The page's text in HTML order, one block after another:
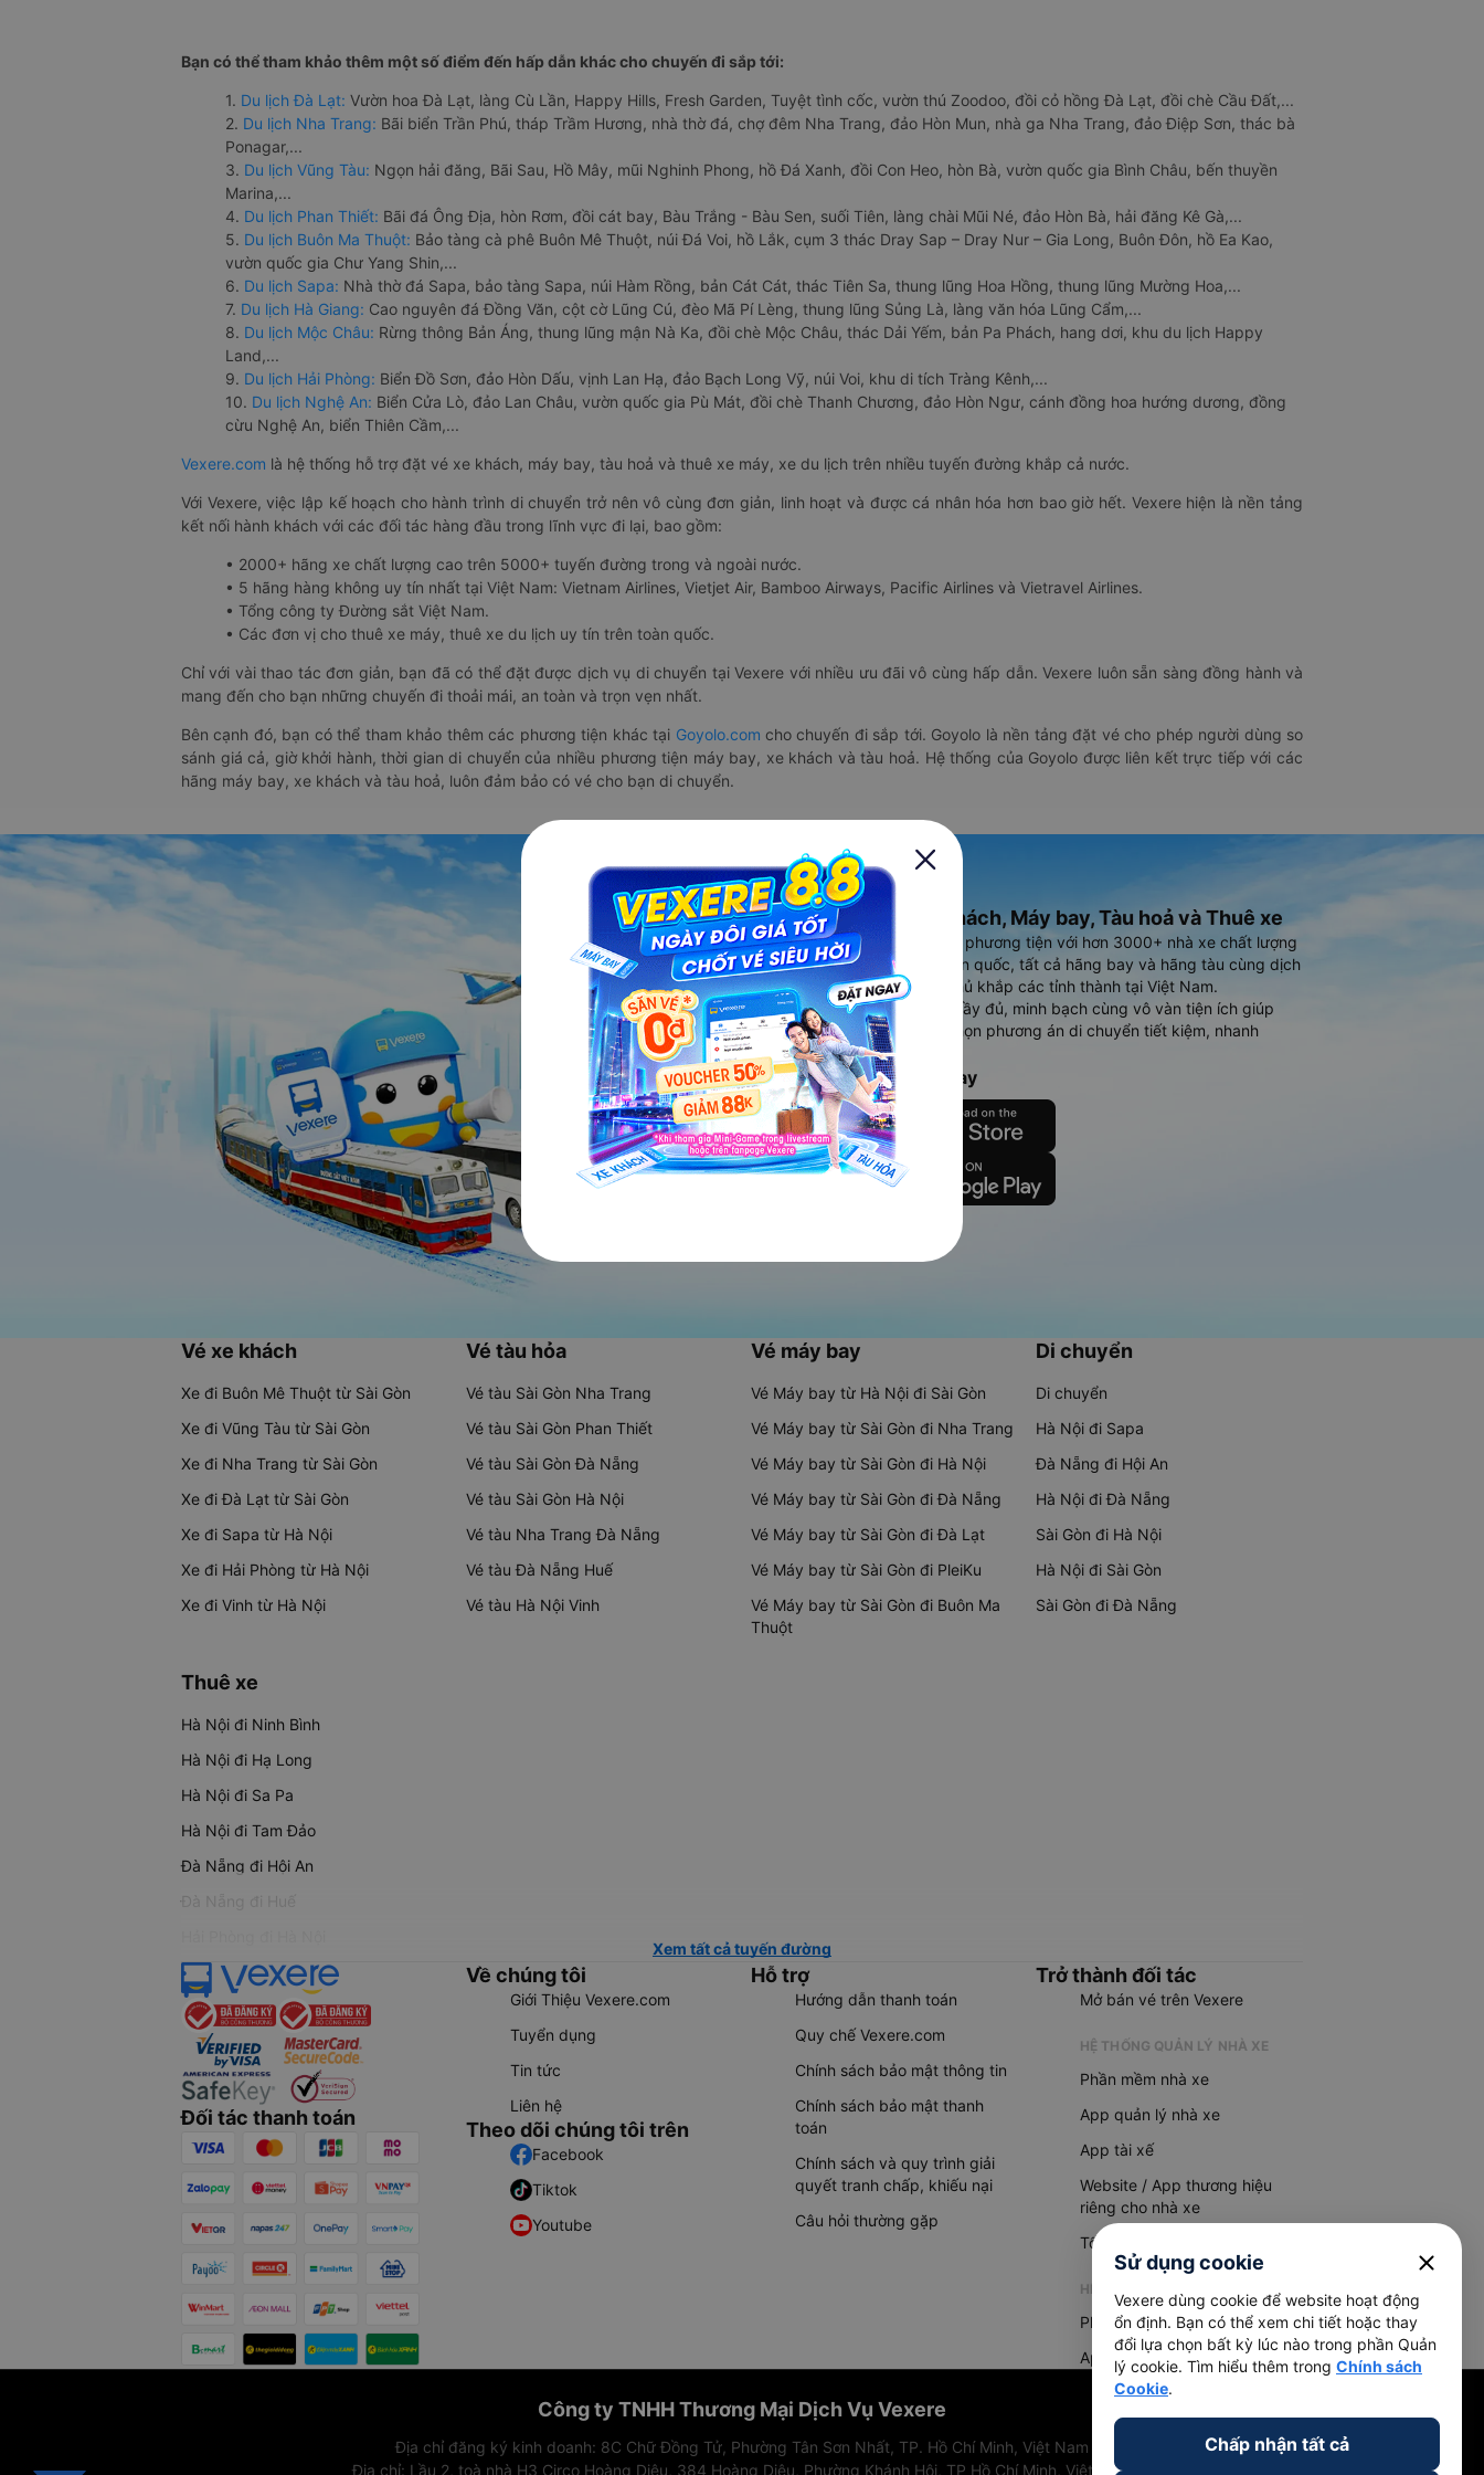
Bạn có thể tham khảo thêm một số điểm đến hấp dẫn khác cho chuyến đi sắp tới:
1. Du lịch Đà Lạt: Vườn hoa Đà Lạt, làng Cù Lần, Happy Hills, Fresh Garden, Tuyệt tình cốc, vườn thú Zoodoo, đồi cỏ hồng Đà Lạt, đồi chè Cầu Đất,...
2. Du lịch Nha Trang: Bãi biển Trần Phú, tháp Trầm Hương, nhà thờ đá, chợ đêm Nha Trang, đảo Hòn Mun, nhà ga Nha Trang, đảo Điệp Sơn, thác bà
Ponagar,...
3. Du lịch Vũng Tàu: Ngọn hải đăng, Bãi Sau, Hồ Mây, mũi Nghinh Phong, hồ Đá Xanh, đồi Con Heo, hòn Bà, vườn quốc gia Bình Châu, bến thuyền
Marina,...
4. Du lịch Phan Thiết: Bãi đá Ông Địa, hòn Rơm, đồi cát bay, Bàu Trắng - Bàu Sen, suối Tiên, làng chài Mũi Né, đảo Hòn Bà, hải đăng Kê Gà,...
5. Du lịch Buôn Ma Thuột: Bảo tàng cà phê Buôn Mê Thuột, núi Đá Voi, hồ Lắk, cụm 3 thác Dray Sap – Dray Nur – Gia Long, Buôn Đôn, hồ Ea Kao,
vườn quốc gia Chư Yang Shin,...
6. Du lịch Sapa: Nhà thờ đá Sapa, bảo tàng Sapa, núi Hàm Rồng, bản Cát Cát, thác Tiên Sa, thung lũng Hoa Hồng, thung lũng Mường Hoa,...
7. Du lịch Hà Giang: Cao nguyên đá Đồng Văn, cột cờ Lũng Cú, đèo Mã Pí Lèng, thung lũng Sủng Là, làng văn hóa Lũng Cẩm,...
8. Du lịch Mộc Châu: Rừng thông Bản Áng, thung lũng mận Nà Ka, đồi chè Mộc Châu, thác Dải Yếm, bản Pa Phách, hang dơi, khu du lịch Happy
Land,...
9. Du lịch Hải Phòng: Biển Đồ Sơn, đảo Hòn Dấu, vịnh Lan Hạ, đảo Bạch Long Vỹ, núi Voi, khu di tích Tràng Kênh,...
10. Du lịch Nghệ An: Biển Cửa Lò, đảo Lan Châu, vườn quốc gia Pù Mát, đồi chè Thanh Chương, đảo Hòn Ngư, cánh đồng hoa hướng dương, đồng
cừu Nghệ An, biển Thiên Cầm,...
Vexere.com là hệ thống hỗ trợ đặt vé xe khách, máy bay, tàu hoả và thuê xe máy, xe du lịch trên nhiều tuyến đường khắp cả nước.
Với Vexere, việc lập kế hoạch cho hành trình di chuyển trở nên vô cùng đơn giản, linh hoạt và được cá nhân hóa hơn bao giờ hết. Vexere hiện là nền tảng
kết nối hành khách với các đối tác hàng đầu trong lĩnh vực đi lại, bao gồm:
• 2000+ hãng xe chất lượng cao trên 5000+ tuyến đường trong và ngoài nước.
• 5 hãng hàng không uy tín nhất tại Việt Nam: Vietnam Airlines, Vietjet Air, Bamboo Airways, Pacific Airlines và Vietravel Airlines.
• Tổng công ty Đường sắt Việt Nam.
• Các đơn vị cho thuê xe máy, thuê xe du lịch uy tín trên toàn quốc.
Chỉ với vài thao tác đơn giản, bạn đã có thể đặt được dịch vụ di chuyển tại Vexere với nhiều ưu đãi vô cùng hấp dẫn. Vexere luôn sẵn sàng đồng hành và
mang đến cho bạn những chuyến đi thoải mái, an toàn và trọn vẹn nhất.
Bên cạnh đó, bạn có thể tham khảo thêm các phương tiện khác tại Goyolo.com cho chuyến đi sắp tới. Goyolo là nền tảng đặt vé cho phép người dùng so
sánh giá cả, giờ khởi hành, thời gian di chuyển của nhiều phương tiện máy bay, xe khách và tàu hoả. Hệ thống của Goyolo được liên kết trực tiếp với các
hãng máy bay, xe khách và tàu hoả, luôn đảm bảo có vé cho bạn di chuyển.
Ứng dụng đặt vé Xe khách, Máy bay, Tàu hoả và Thuê xe
Vexere - ứng dụng đặt vé đa phương tiện với hơn 3000+ nhà xe chất lượng
cao, 5000+ tuyến đường toàn quốc, tất cả hãng bay và hãng tàu cùng dịch
vụ thuê xe máy, xe du lịch phủ khắp các tỉnh thành tại Việt Nam.
Ứng dụng hiển thị thông tin đầy đủ, minh bạch cùng vô vàn tiện ích giúp
người dùng so sánh và lựa chọn phương án di chuyển tiết kiệm, nhanh
chóng và phù hợp nhất.
Tải ứng dụng Vexere ngay
Vé xe khách
Xe đi Buôn Mê Thuột từ Sài Gòn
Xe đi Vũng Tàu từ Sài Gòn
Xe đi Nha Trang từ Sài Gòn
Xe đi Đà Lạt từ Sài Gòn
Xe đi Sapa từ Hà Nội
Xe đi Hải Phòng từ Hà Nội
Xe đi Vinh từ Hà Nội
Vé tàu hỏa
Vé tàu Sài Gòn Nha Trang
Vé tàu Sài Gòn Phan Thiết
Vé tàu Sài Gòn Đà Nẵng
Vé tàu Sài Gòn Hà Nội
Vé tàu Nha Trang Đà Nẵng
Vé tàu Đà Nẵng Huế
Vé tàu Hà Nội Vinh
Vé máy bay
Vé Máy bay từ Hà Nội đi Sài Gòn
Vé Máy bay từ Sài Gòn đi Nha Trang
Vé Máy bay từ Sài Gòn đi Hà Nội
Vé Máy bay từ Sài Gòn đi Đà Nẵng
Vé Máy bay từ Sài Gòn đi Đà Lạt
Vé Máy bay từ Sài Gòn đi PleiKu
Vé Máy bay từ Sài Gòn đi Buôn Ma
Thuột
Di chuyển
Di chuyển
Hà Nội đi Sapa
Đà Nẵng đi Hội An
Hà Nội đi Đà Nẵng
Sài Gòn đi Hà Nội
Hà Nội đi Sài Gòn
Sài Gòn đi Đà Nẵng
Thuê xe
Hà Nội đi Ninh Bình
Hà Nội đi Hạ Long
Hà Nội đi Sa Pa
Hà Nội đi Tam Đảo
Đà Nẵng đi Hội An
Đà Nẵng đi Huế
Xem tất cả tuyến đường
Đối tác thanh toán
Về chúng tôi
Giới Thiệu Vexere.com
Tuyển dụng
Tin tức
Liên hệ
Theo dõi chúng tôi trên
Facebook
Tiktok
Youtube
Hỗ trợ
Hướng dẫn thanh toán
Quy chế Vexere.com
Chính sách bảo mật thông tin
Chính sách bảo mật thanh
toán
Chính sách và quy trình giải
quyết tranh chấp, khiếu nại
Câu hỏi thường gặp
Trở thành đối tác
Mở bán vé trên Vexere
HỆ THỐNG QUẢN LÝ NHÀ XE
Phần mềm nhà xe
App quản lý nhà xe
App tài xế
Website / App thương hiệu
riêng cho nhà xe
Tổng đài AI
HỆ THỐNG QUẢN LÝ HÀNG HOÁ
Phần mềm quản lý hàng hoá
App quản lý hàng hoá
Công ty TNHH Thương Mại Dịch Vụ Vexere
Địa chỉ đăng ký kinh doanh: 8C Chữ Đồng Tử, Phường Tân Sơn Nhất, TP. Hồ Chí Minh, Việt Nam
Địa chỉ: Lầu 2, toà nhà H3 Circo Hoàng Diệu, 384 Hoàng Diệu, Phường Khánh Hội, TP Hồ Chí Minh, Việt Nam
Sử dụng cookie close
Vexere dùng cookie để website hoạt động
ổn định. Bạn có thể xem chi tiết hoặc thay
đổi lựa chọn bất kỳ lúc nào trong phần Quản
lý cookie. Tìm hiểu thêm trong Chính sách
Cookie.
Chấp nhận tất cả